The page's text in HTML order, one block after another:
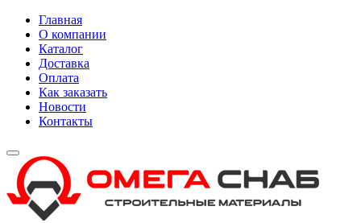
Главная
О компании
Каталог
Доставка
Оплата
Как заказать
Новости
Контакты